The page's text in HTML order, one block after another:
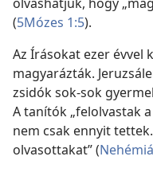
(5Mózes 1:5).
Az Írásokat ezer évvel
magyarázták.
zsidók sok-sok
A tanítók „felolvastak
nem csak ennyit
olvasottakat” (